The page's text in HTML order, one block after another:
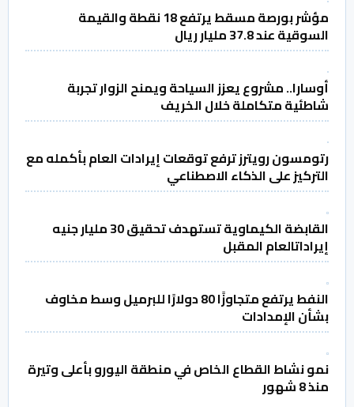
مؤشر بورصة مسقط يرتفع 18 نقطة والقيمة
السوقية عند 37.8 مليار ريال
أوسارا.. مشروع يعزز السياحة ويمنح الزوار تجربة
شاطئية متكاملة خلال الخريف
رتومسون رويترز ترفع توقعات إيرادات العام بأكمله مع
التركيز على الذكاء الاصطناعي
القابضة الكيماوية تستهدف تحقيق 30 مليار جنيه
إيراداتالعام المقبل
النفط يرتفع متجاوزًا 80 دولارًا للبرميل وسط مخاوف
بشأن الإمدادات
نمو نشاط القطاع الخاص في منطقة اليورو بأعلى وتيرة
منذ 8 شهور